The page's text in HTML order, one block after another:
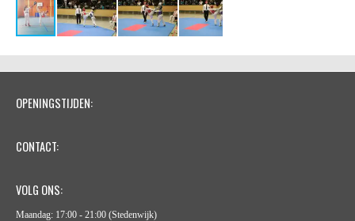
OPENINGSTIJDEN:
CONTACT:
VOLG ONS:
Maandag: 17:00 - 21:00 (Stedenwijk)